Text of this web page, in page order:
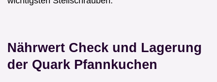
Nährwert Check und Lagerung
der Quark Pfannkuchen